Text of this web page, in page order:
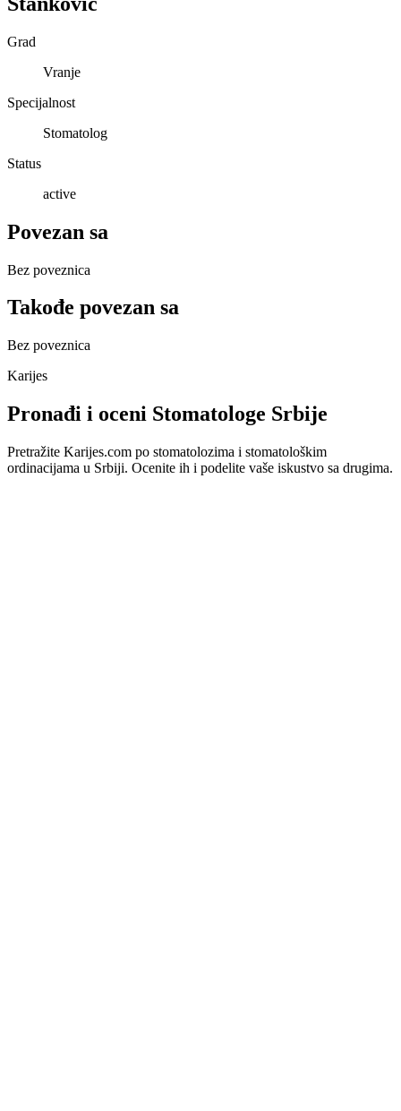
Grad
Vranje
Specijalnost
Stomatolog
Status
active
Povezan sa
Bez poveznica
Takođe povezan sa
Bez poveznica
Karijes
Pronađi i oceni Stomatologe Srbije
Pretražite Karijes.com po stomatolozima i stomatološkim
ordinacijama u Srbiji. Ocenite ih i podelite vaše iskustvo sa drugima.